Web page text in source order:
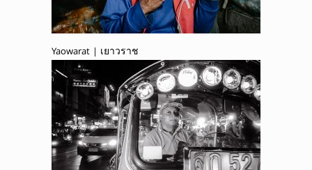
Yaowarat | เยาวราช